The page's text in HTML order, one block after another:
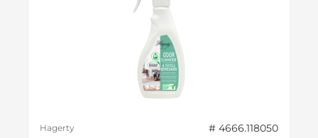
Hagerty # 4666.118050